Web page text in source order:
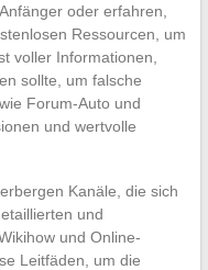
oder erfahren,
Ressourcen, um
voller Informationen,
sollte, um falsche
Forum-Auto und
und wertvolle
Kanäle, die sich
und
und Online-
Leitfäden, um die